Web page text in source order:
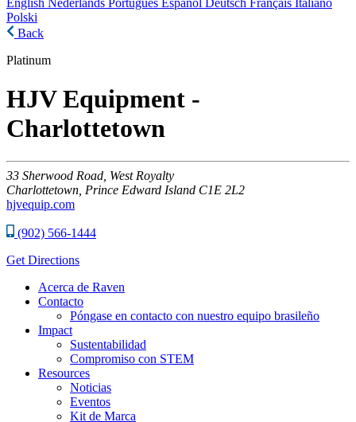
English Nederlands Português Español Deutsch Français Italiano
Polski
Back
Platinum
HJV Equipment -
Charlottetown
33 Sherwood Road, West Royalty
Charlottetown, Prince Edward Island C1E 2L2
hjvequip.com
(902) 566-1444
Get Directions
Acerca de Raven
Contacto
Póngase en contacto con nuestro equipo brasileño
Impact
Sustentabilidad
Compromiso con STEM
Resources
Noticias
Eventos
Kit de Marca